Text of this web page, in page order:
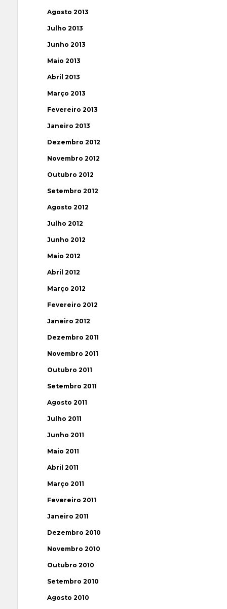
Agosto 2013
Julho 2013
Junho 2013
Maio 2013
Abril 2013
Março 2013
Fevereiro 2013
Janeiro 2013
Dezembro 2012
Novembro 2012
Outubro 2012
Setembro 2012
Agosto 2012
Julho 2012
Junho 2012
Maio 2012
Abril 2012
Março 2012
Fevereiro 2012
Janeiro 2012
Dezembro 2011
Novembro 2011
Outubro 2011
Setembro 2011
Agosto 2011
Julho 2011
Junho 2011
Maio 2011
Abril 2011
Março 2011
Fevereiro 2011
Janeiro 2011
Dezembro 2010
Novembro 2010
Outubro 2010
Setembro 2010
Agosto 2010